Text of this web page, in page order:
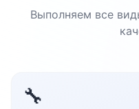
Выполняем все
🔧